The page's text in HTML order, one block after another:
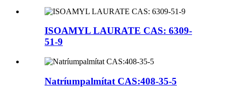
ISOAMYL LAURATE CAS: 6309-
51-9
Natríumpalmítat CAS:408-35-5